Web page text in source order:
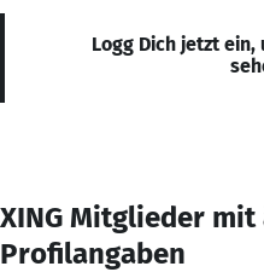
Logg Dich jetzt
XING Mitglieder
Profilangaben